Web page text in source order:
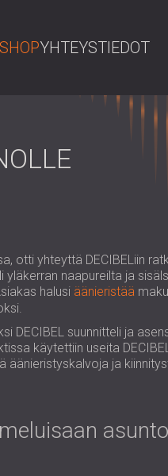
YHTEYSTIEDOT
otti yhteyttä DECIBELiin
naapureilta ja
halusi äänieristää
DECIBEL suunnitteli ja
käytettiin useita
ja